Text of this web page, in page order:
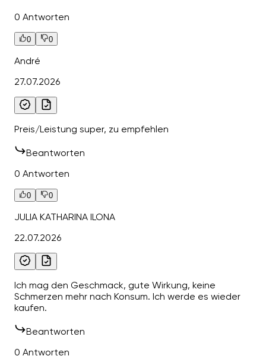
0 Antworten
0 0
André
27.07.2026
Preis/Leistung super, zu empfehlen
Beantworten
0 Antworten
0 0
JULIA KATHARINA ILONA
22.07.2026
Ich mag den Geschmack, gute Wirkung, keine
Schmerzen mehr nach Konsum. Ich werde es wieder
kaufen.
Beantworten
0 Antworten